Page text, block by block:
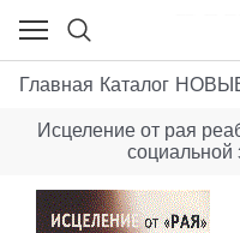
Главная Каталог
Исцеление от рая
социальной